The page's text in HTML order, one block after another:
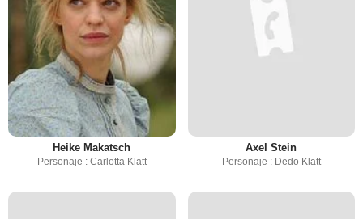
Heike Makatsch
Personaje : Carlotta Klatt
Axel Stein
Personaje : Dedo Klatt